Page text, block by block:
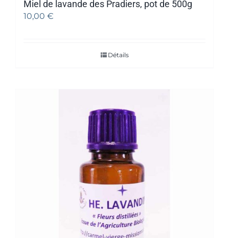
Miel de lavande des Pradiers, pot de 500g
10,00 €
Détails